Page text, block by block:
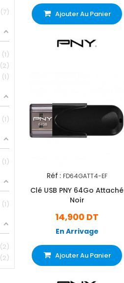
7
1
2
1
1
1
1
2
2
Ajouter Au Panier
Réf : FD64GATT4-EF
Clé USB PNY 64Go Attaché
Noir
14,900 DT
En Arrivage
Ajouter Au Panier